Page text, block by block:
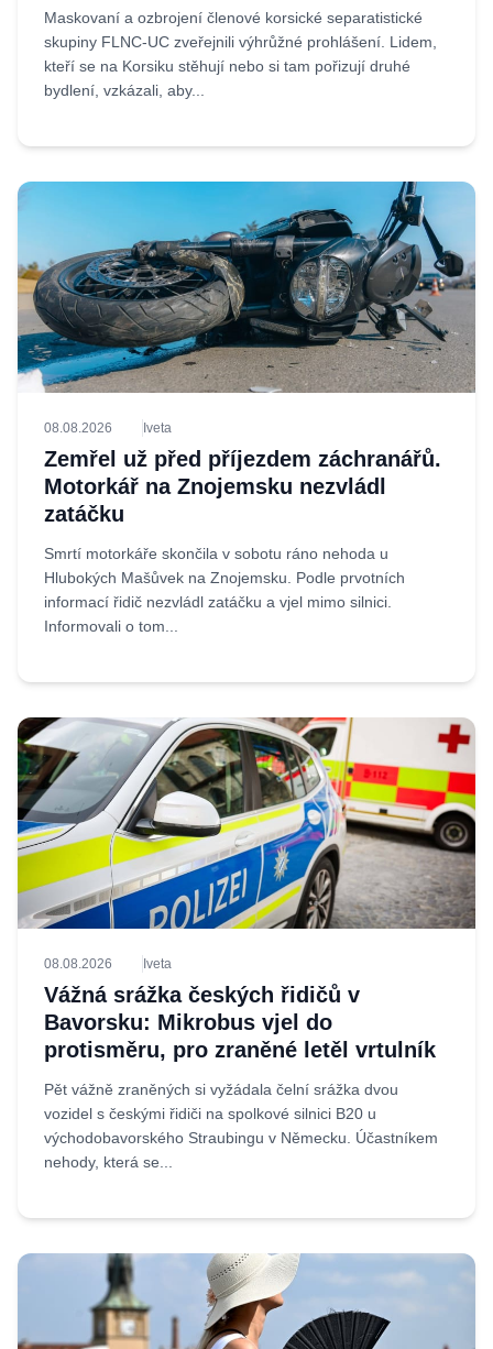
Maskovaní a ozbrojení členové korsické separatistické
skupiny FLNC-UC zveřejnili výhrůžné prohlášení. Lidem,
kteří se na Korsiku stěhují nebo si tam pořizují druhé
bydlení, vzkázali, aby...
08.08.2026 Iveta
Zemřel už před příjezdem záchranářů.
Motorkář na Znojemsku nezvládl
zatáčku
Smrtí motorkáře skončila v sobotu ráno nehoda u
Hlubokých Mašůvek na Znojemsku. Podle prvotních
informací řidič nezvládl zatáčku a vjel mimo silnici.
Informovali o tom...
08.08.2026 Iveta
Vážná srážka českých řidičů v
Bavorsku: Mikrobus vjel do
protisměru, pro zraněné letěl vrtulník
Pět vážně zraněných si vyžádala čelní srážka dvou
vozidel s českými řidiči na spolkové silnici B20 u
východobavorského Straubingu v Německu. Účastníkem
nehody, která se...